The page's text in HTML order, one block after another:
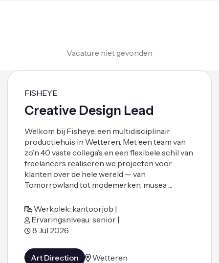
Vacature niet gevonden
FISHEYE
Creative Design Lead
Welkom bij Fisheye, een multidisciplinair
productiehuis in Wetteren. Met een team van
zo’n 40 vaste collega’s en een flexibele schil van
freelancers realiseren we projecten voor
klanten over de hele wereld — van
Tomorrowland tot modemerken, musea …
Werkplek: kantoorjob |
Ervaringsniveau: senior |
8 Jul 2026
Art Direction Wetteren